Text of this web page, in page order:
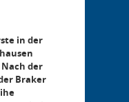
in der
der
Braker